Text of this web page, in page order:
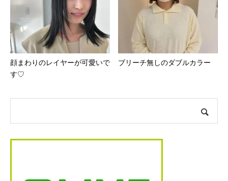
顔まわりのレイヤーが可愛いで
す♡
ブリーチ無しのダブルカラー